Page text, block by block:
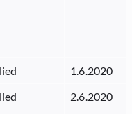
1.6.2020
2.6.2020